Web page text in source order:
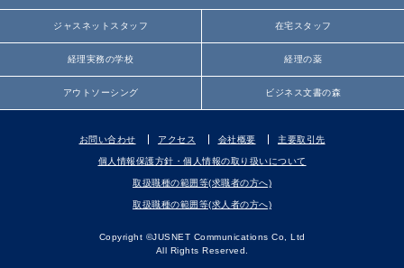
ジャスネットスタッフ 在宅スタッフ
経理実務の学校 経理の薬
アウトソーシング ビジネス文書の森
お問い合わせ アクセス 会社概要 主要取引先
個人情報保護方針・個人情報の取り扱いについて
取扱職種の範囲等(求職者の方へ)
取扱職種の範囲等(求人者の方へ)
Copyright ©JUSNET Communications Co, Ltd
All Rights Reserved.